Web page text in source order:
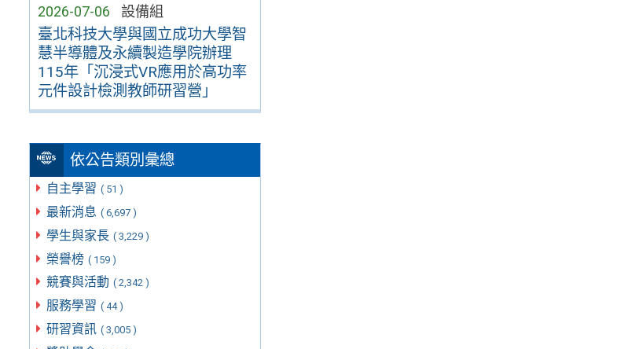
2026-07-06 設備組
臺北科技大學與國立成功大學智
慧半導體及永續製造學院辦理
115年「沉浸式VR應用於高功率
元件設計檢測教師研習營」
依公告類別彙總
自主學習 ( 51 )
最新消息 ( 6,697 )
學生與家長 ( 3,229 )
榮譽榜 ( 159 )
競賽與活動 ( 2,342 )
服務學習 ( 44 )
研習資訊 ( 3,005 )